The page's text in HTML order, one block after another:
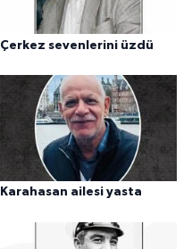
Çerkez sevenlerini üzdü
Karahasan ailesi yasta